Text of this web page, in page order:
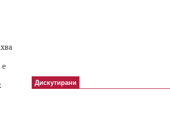
Дискутирани